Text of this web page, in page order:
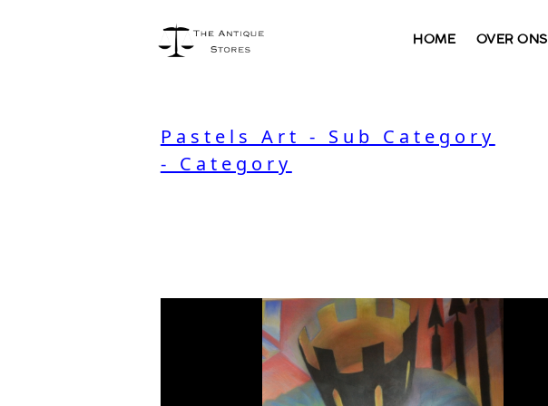
HOME OVER ONS
Pastels Art - Sub Category
- Category